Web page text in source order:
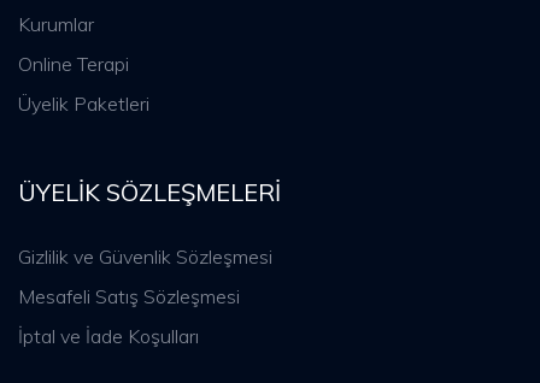
Kurumlar
Online Terapi
Üyelik Paketleri
ÜYELIK SÖZLEŞMELERI
Gizlilik ve Güvenlik Sözleşmesi
Mesafeli Satış Sözleşmesi
İptal ve İade Koşulları